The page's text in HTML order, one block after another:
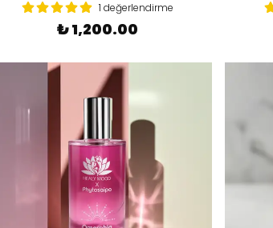
1 değerlendirme
₺ 1,200.00